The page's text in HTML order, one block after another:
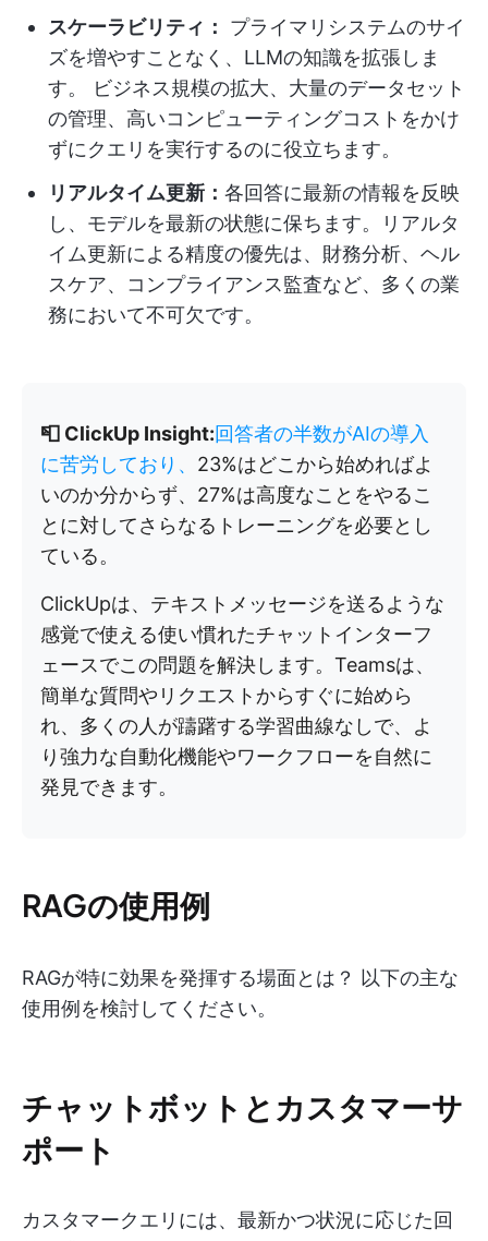
スケーラビリティ：
プライマリシステムのサイ
ズを増やすことなく、LLMの知識を拡張しま
す。 ビジネス規模の拡大、大量のデータセット
の管理、高いコンピューティングコストをかけ
ずにクエリを実行するのに役立ちます。
リアルタイム更新： 各回答に最新の情報を反映
し、モデルを最新の状態に保ちます。リアルタ
イム更新による精度の優先は、財務分析、ヘル
スケア、コンプライアンス監査など、多くの業
務において不可欠です。
📮 ClickUp Insight:回答者の半数がAIの導入
に苦労しており、 23%はどこから始めればよ
いのか分からず、27%は高度なことをやるこ
とに対してさらなるトレーニングを必要とし
ている。
ClickUpは、テキストメッセージを送るような
感覚で使える使い慣れたチャットインターフ
ェースでこの問題を解決します。Teamsは、
簡単な質問やリクエストからすぐに始めら
れ、多くの人が躊躇する学習曲線なしで、よ
り強力な自動化機能やワークフローを自然に
発見できます。
RAGの使用例
RAGが特に効果を発揮する場面とは？ 以下の主な
使用例を検討してください。
チャットボットとカスタマーサ
ポート
カスタマークエリには、最新かつ状況に応じた回